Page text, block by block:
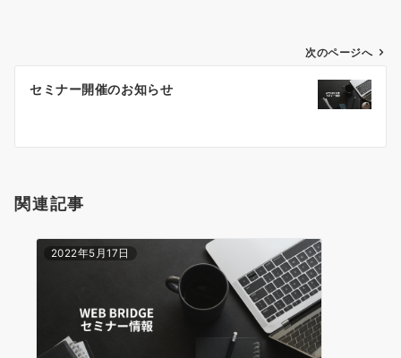
稿
ョ
次のページへ
セミナー開催のお知らせ
関連記事
2022年5月17日